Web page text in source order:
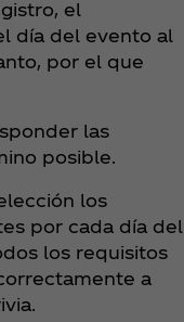
el
día del evento al
por el que
las
posible.
los
por cada día del
los requisitos
a